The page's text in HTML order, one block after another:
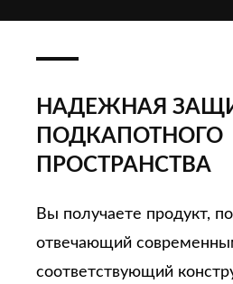
НАДЕЖНАЯ
ПОДКАПОТНОГО
ПРОСТРАНСТВА
Вы получаете продукт,
отвечающий
соответствующий